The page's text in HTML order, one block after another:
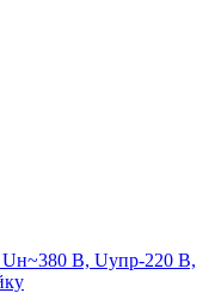
В, Uупр-220 В,